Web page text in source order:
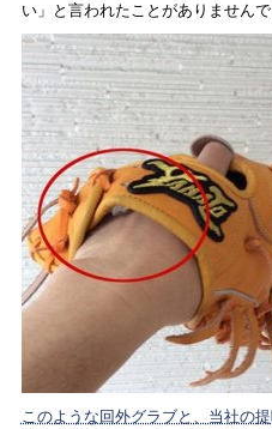
い」と言われたことがありませんで
このような回外グラブと、当社の